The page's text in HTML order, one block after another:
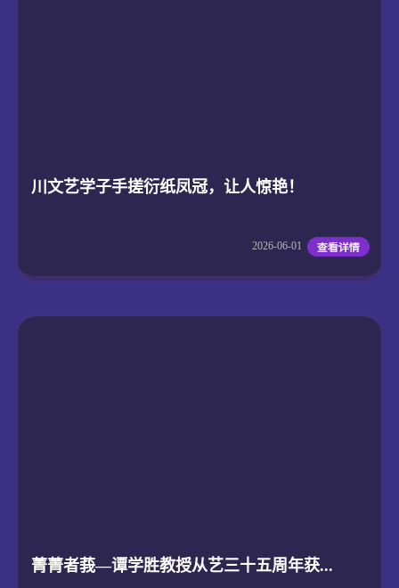
川文艺学子手搓衍纸凤冠，让人惊艳！
2026-06-01
菁菁者莪—谭学胜教授从艺三十五周年获...